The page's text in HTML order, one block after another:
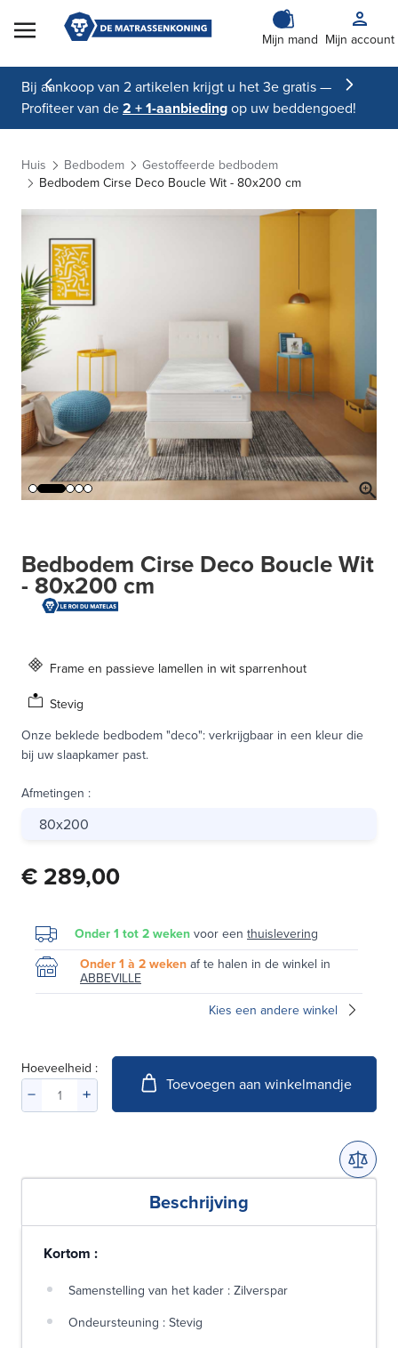
Skip to Content
Mijn mand Mijn account
Bij aankoop van 2 artikelen krijgt u het 3e gratis —
Profiteer van de2 + 1-aanbiedingop uw beddengoed!
Huis Bedbodem
Gestoffeerde bedbodem
Bedbodem Cirse Deco Boucle Wit - 80x200 cm
Bedbodem Cirse Deco Boucle Wit
- 80x200 cm
Frame en passieve lamellen in wit sparrenhout
Stevig
Onze beklede bedbodem "deco": verkrijgbaar in een kleur die
bij uw slaapkamer past.
Afmetingen :
80x200
€ 289,00
Onder 1 tot 2 weken voor een thuislevering
Onder 1 à 2 weken af te halen in de winkel in
ABBEVILLE
Kies een andere winkel
Hoeveelheid :
Toevoegen aan winkelmandje
Beschrijving
Kortom :
Samenstelling van het kader : Zilverspar
Ondeursteuning : Stevig